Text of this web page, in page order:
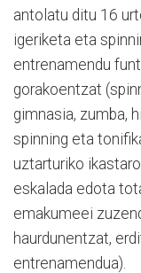
antolatu ditu 16
igeriketa eta
entrenamendu
gorakoentzat
gimnasia, zumba,
spinning eta
uztarturiko
eskalada edota
emakumeei
haurdunentzat,
entrenamendua).